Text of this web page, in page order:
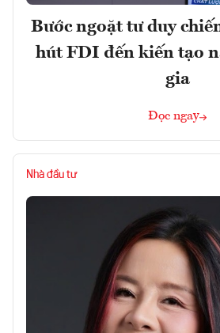
Bước ngoặt tư duy
hút FDI đến kiến tạo
gia
Đọc ngay
Nhà đầu tư